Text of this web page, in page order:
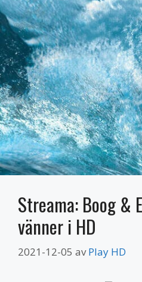
Streama: Boog &
vänner i HD
2021-12-05 avPlay HD